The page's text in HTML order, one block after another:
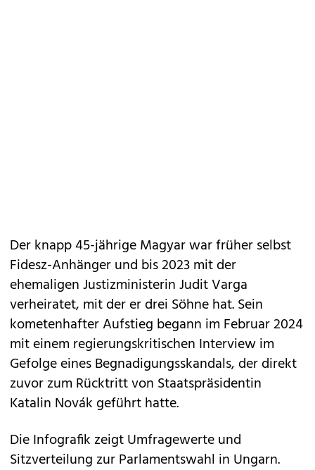
Der knapp 45-jährige Magyar war früher selbst
Fidesz-Anhänger und bis 2023 mit der
ehemaligen Justizministerin Judit Varga
verheiratet, mit der er drei Söhne hat. Sein
kometenhafter Aufstieg begann im Februar 2024
mit einem regierungskritischen Interview im
Gefolge eines Begnadigungsskandals, der direkt
zuvor zum Rücktritt von Staatspräsidentin
Katalin Novák geführt hatte.
Die Infografik zeigt Umfragewerte und
Sitzverteilung zur Parlamentswahl in Ungarn.